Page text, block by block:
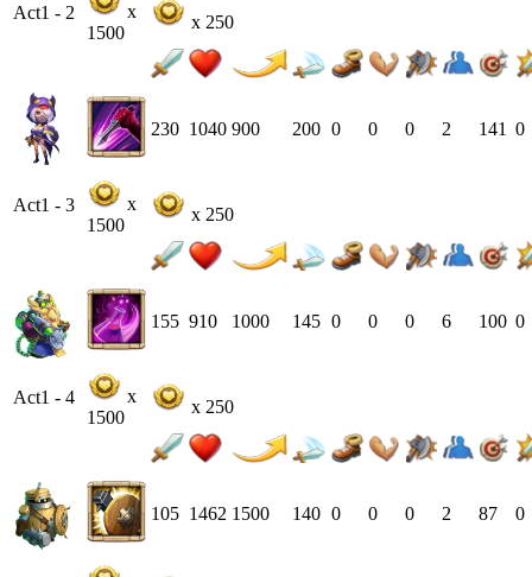
Act1 - 2
x
1500
x 250
230 1040 900 200 0 0 0 2 141 0
Act1 - 3
x
1500
x 250
155 910 1000 145 0 0 0 6 100 0
Act1 - 4
x
1500
x 250
105 1462 1500 140 0 0 0 2 87 0